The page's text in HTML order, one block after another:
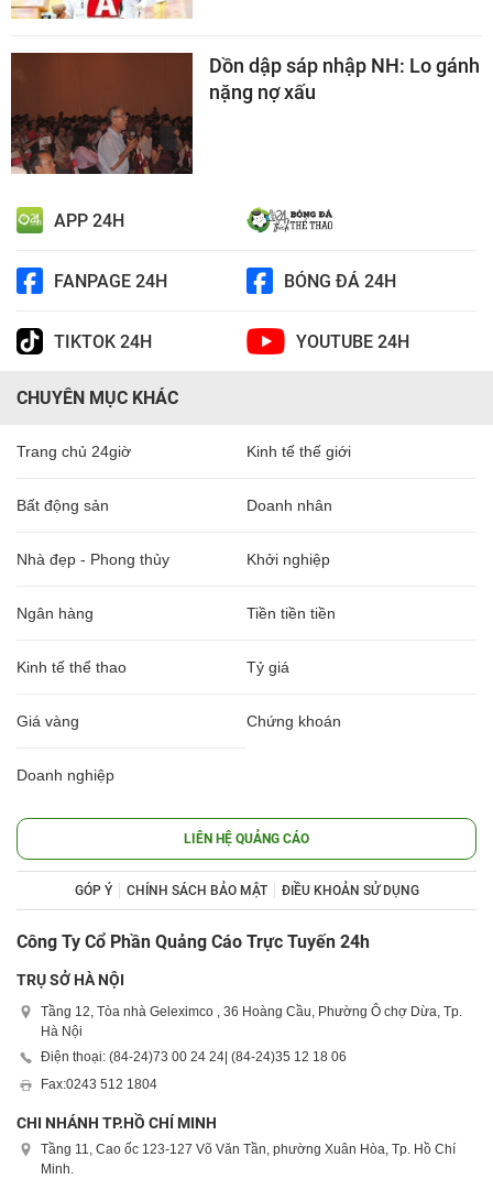
Dồn dập sáp nhập NH: Lo gánh
nặng nợ xấu
APP 24H
FANPAGE 24H BÓNG ĐÁ 24H
TIKTOK 24H YOUTUBE 24H
CHUYÊN MỤC KHÁC
Trang chủ 24giờ Kinh tế thế giới
Bất động sản Doanh nhân
Nhà đẹp - Phong thủy Khởi nghiệp
Ngân hàng Tiền tiền tiền
Kinh tế thể thao Tỷ giá
Giá vàng Chứng khoán
Doanh nghiệp
LIÊN HỆ QUẢNG CÁO
GÓP Ý CHÍNH SÁCH BẢO MẬT ĐIỀU KHOẢN SỬ DỤNG
Công Ty Cổ Phần Quảng Cáo Trực Tuyến 24h
TRỤ SỞ HÀ NỘI
Tầng 12, Tòa nhà Geleximco , 36 Hoàng Cầu, Phường Ô chợ Dừa, Tp.
Hà Nội
Điện thoại: (84-24)73 00 24 24 | (84-24)35 12 18 06
Fax:0243 512 1804
CHI NHÁNH TP.HỒ CHÍ MINH
Tầng 11, Cao ốc 123-127 Võ Văn Tần, phường Xuân Hòa, Tp. Hồ Chí
Minh.